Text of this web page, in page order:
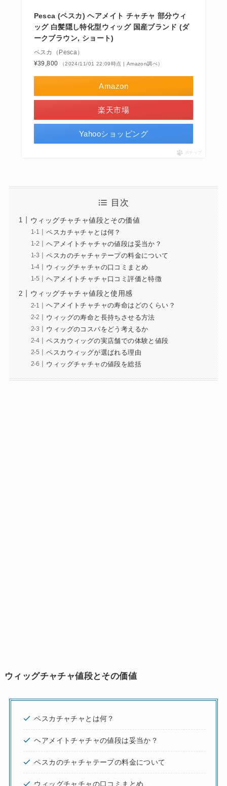
Pesca (ペスカ) ヘアメイト チャチャ 部分ウィ
ッグ 白髪隠し特化型ウィッグ 国産ブランド (ダ
ークブラウン, ショート)
ペスカ（Pesca）
¥39,800
（2024/11/01 22:09時点 | Amazon調べ）
Amazon
楽天市場
Yahooショッピング
ポチップ
目次
ウィッグチャチャ値段とその価値
ペスカチャチャとは何？
ヘアメイトチャチャの値段は妥当か？
ペスカのチャチャテープの料金について
ウィッグチャチャの口コミまとめ
ヘアメイトチャチャ口コミ評価と特徴
ウィッグチャチャ値段と使用感
ヘアメイトチャチャの寿命はどのくらい？
ウィッグの寿命と長持ちさせる方法
ウィッグのコスパをどう考えるか
ペスカウィッグの実店舗での体験と値段
ペスカウィッグが選ばれる理由
ウィッグチャチャの値段を総括
ウィッグチャチャ値段とその価値
ペスカチャチャとは何？
ヘアメイトチャチャの値段は妥当か？
ペスカのチャチャテープの料金について
ウィッグチャチャの口コミまとめ